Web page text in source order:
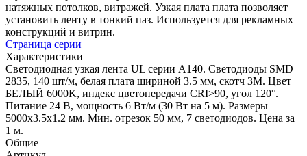
натяжных потолков, витражей. Узкая плата плата позволяет
установить ленту в тонкий паз. Используется для рекламных
конструкций и витрин.
Страница серии
Характеристики
Светодиодная узкая лента UL серии A140. Светодиоды SMD
2835, 140 шт/м, белая плата шириной 3.5 мм, скотч 3M. Цвет
БЕЛЫЙ 6000K, индекс цветопередачи CRI>90, угол 120°.
Питание 24 В, мощность 6 Вт/м (30 Вт на 5 м). Размеры
5000x3.5x1.2 мм. Мин. отрезок 50 мм, 7 светодиодов. Цена за
1 м.
Общие